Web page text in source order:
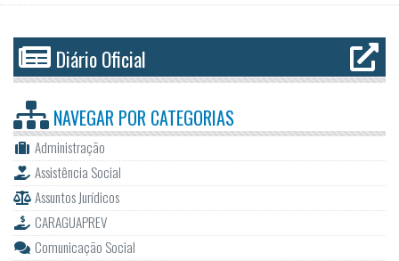
Diário Oficial
NAVEGAR POR CATEGORIAS
Administração
Assistência Social
Assuntos Jurídicos
CARAGUAPREV
Comunicação Social